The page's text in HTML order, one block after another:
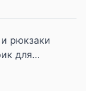
рюкзаки
для
В